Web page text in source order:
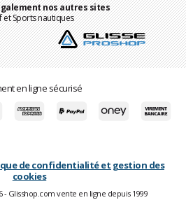
nos autres sites
et Sports nautiques
en ligne sécurisé
de confidentialité et gestion des
cookies
- Glisshop.com vente en ligne depuis 1999